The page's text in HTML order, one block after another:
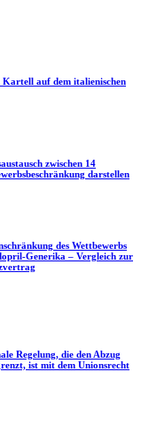
Kartell auf dem italienischen
zwischen 14
darstellen
des Wettbewerbs
Generika – Vergleich zur
Regelung, die den Abzug
ist mit dem Unionsrecht